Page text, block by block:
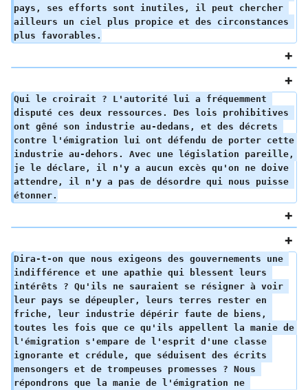
pays, ses efforts sont inutiles, il peut chercher
ailleurs un ciel plus propice et des circonstances
plus favorables.
Qui le croirait ? L'autorité lui a fréquemment
disputé ces deux ressources. Des lois prohibitives
ont gêné son industrie au-dedans, et des décrets
contre l'émigration lui ont défendu de porter cette
industrie au-dehors. Avec une législation pareille,
je le déclare, il n'y a aucun excès qu'on ne doive
attendre, il n'y a pas de désordre qui nous puisse
étonner.
Dira-t-on que nous exigeons des gouvernements une
indifférence et une apathie qui blessent leurs
intérêts ? Qu'ils ne sauraient se résigner à voir
leur pays se dépeupler, leurs terres rester en
friche, leur industrie dépérir faute de biens,
toutes les fois que ce qu'ils appellent la manie de
l'émigration s'empare de l'esprit d'une classe
ignorante et crédule, que séduisent des écrits
mensongers et de trompeuses promesses ? Nous
répondrons que la manie de l'émigration ne